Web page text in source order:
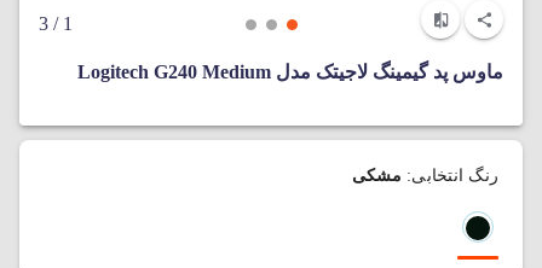
1
/ 3
ماوس پد گیمینگ لاجیتک مدل Logitech G240 Medium
رنگ انتخابی: مشکی